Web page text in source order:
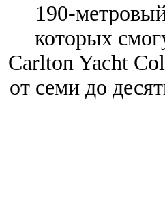
190-
которых
Carlton Yacht
от семи до